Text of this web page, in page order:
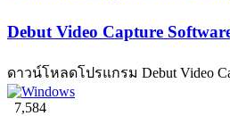
Debut Video Capture
ดาวน์โหลดโปรแกรม Debut Video
7,584